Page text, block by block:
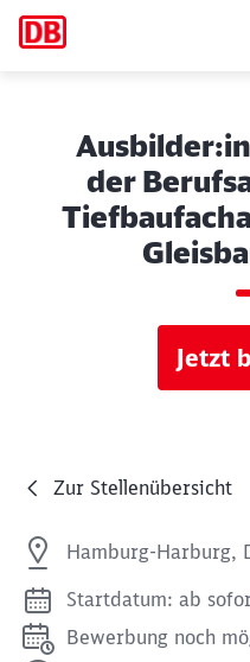
der
Jetzt
Zur Stellenübersicht
Hamburg-Harburg,
Startdatum: ab
Bewerbung noch